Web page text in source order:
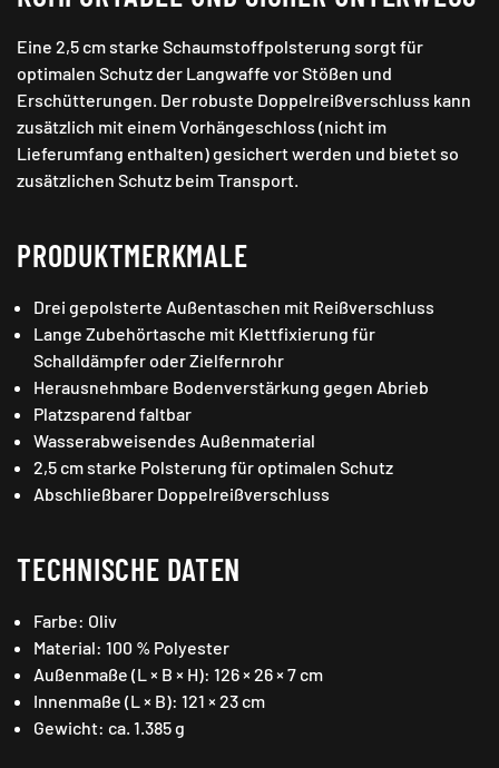
Eine 2,5 cm starke Schaumstoffpolsterung sorgt für
optimalen Schutz der Langwaffe vor Stößen und
Erschütterungen. Der robuste Doppelreißverschluss kann
zusätzlich mit einem Vorhängeschloss (nicht im
Lieferumfang enthalten) gesichert werden und bietet so
zusätzlichen Schutz beim Transport.
PRODUKTMERKMALE
Drei gepolsterte Außentaschen mit Reißverschluss
Lange Zubehörtasche mit Klettfixierung für
Schalldämpfer oder Zielfernrohr
Herausnehmbare Bodenverstärkung gegen Abrieb
Platzsparend faltbar
Wasserabweisendes Außenmaterial
2,5 cm starke Polsterung für optimalen Schutz
Abschließbarer Doppelreißverschluss
TECHNISCHE DATEN
Farbe: Oliv
Material: 100 % Polyester
Außenmaße (L × B × H): 126 × 26 × 7 cm
Innenmaße (L × B): 121 × 23 cm
Gewicht: ca. 1.385 g